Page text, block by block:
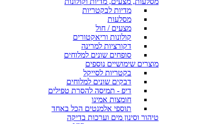
מדיות לבקטריות
מסלעות
מצעים / חול
קולונות וריאקטורים
דקורציות למרינה
סופחים שונים למלוחים
מוצרים שימושיים נוספים
בקטריות לסייקל
דבקים שונים למלוחים
דיפ - תמיסה להסרת טפילים
חומצות אמינו
תוספי אלמנטים הכל באחד
טיהור וסינון מים וערכות בדיקה